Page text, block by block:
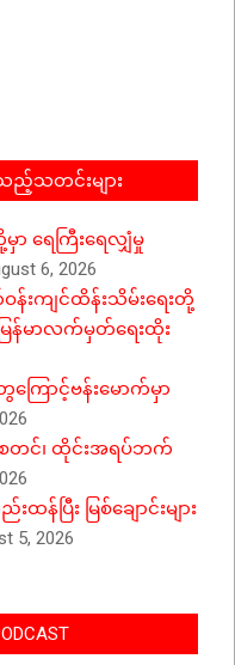
ည့်သတင်းများ
ရေကြီးရေလျှံမှု
6, 2026
းကျင်ထိန်းသိမ်းရေးတို့
ြန်မာလက်မှတ်ရေးထိုး
ကြောင့်ဗန်းမောက်မှာ
စတင်၊ ထိုင်းအရပ်ဘက်
ပြီး မြစ်ချောင်းများ
5, 2026